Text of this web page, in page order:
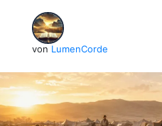
von LumenCorde